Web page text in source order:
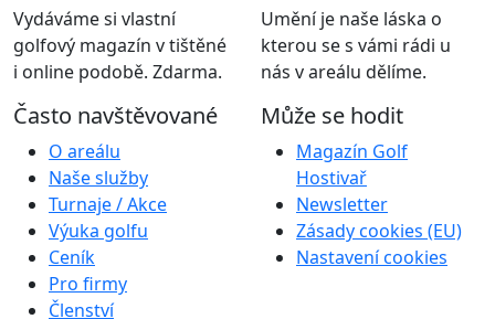
Vydáváme si vlastní
golfový magazín v tištěné
i online podobě. Zdarma.
Umění je naše láska o
kterou se s vámi rádi u
nás v areálu dělíme.
Často navštěvované
O areálu
Naše služby
Turnaje / Akce
Výuka golfu
Ceník
Pro firmy
Členství
Může se hodit
Magazín Golf
Hostivař
Newsletter
Zásady cookies (EU)
Nastavení cookies